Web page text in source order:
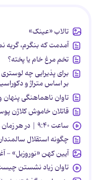
تالاب «عینک»
آمدمت که بنگرم، گریه
تخم مرغ خام یا پخته؟
برای پذیرایی چه
بر اساس متراژ و
تاوان ناهماهنگی پنهان
قاتلان خاموش کلاژن
ساعت ۹:۴۰ | در هر زمان ممکن باید انتقامشان را پس بدهند
چگونه استقلال
آیین کهن «نوروزبل» - آغاز قرن
تاوان زیاد نشستن